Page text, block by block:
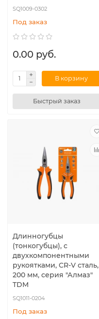
SQ1009-0302
Под заказ
0.00 руб.
В корзину
Быстрый заказ
Длинногубцы
(тонкогубцы), с
двухкомпонентными
рукоятками, CR-V сталь,
200 мм, серия "Алмаз"
TDM
SQ1011-0204
Под заказ